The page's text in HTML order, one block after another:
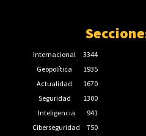
Internacional
3344
Geopolítica
1935
Actualidad
1670
Seguridad
1300
Inteligencia
941
Ciberseguridad
750